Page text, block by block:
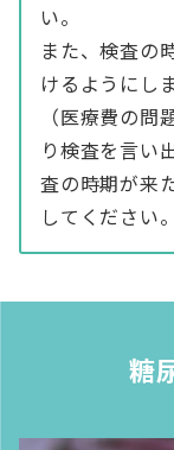
い。
また、検査の
けるようにし
（医療費の
り検査を言い
査の時期が来
してください。
糖